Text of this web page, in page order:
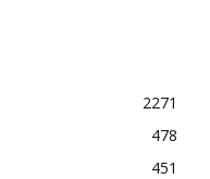
2271
478
451